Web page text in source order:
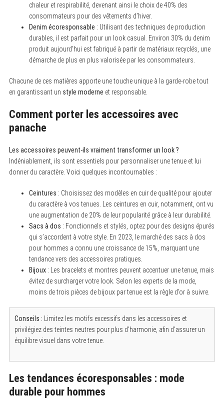
chaleur et respirabilité, devenant ainsi le choix de 40% des
consommateurs pour des vêtements d’hiver.
Denim écoresponsable : Utilisant des techniques de production
durables, il est parfait pour un look casual. Environ 30% du denim
produit aujourd’hui est fabriqué à partir de matériaux recyclés, une
démarche de plus en plus valorisée par les consommateurs.
Chacune de ces matières apporte une touche unique à la garde-robe tout
en garantissant un style moderne et responsable.
Comment porter les accessoires avec
panache
Les accessoires peuvent-ils vraiment transformer un look ?
Indéniablement, ils sont essentiels pour personnaliser une tenue et lui
donner du caractère. Voici quelques incontournables :
Ceintures : Choisissez des modèles en cuir de qualité pour ajouter
du caractère à vos tenues. Les ceintures en cuir, notamment, ont vu
une augmentation de 20% de leur popularité grâce à leur durabilité.
Sacs à dos : Fonctionnels et stylés, optez pour des designs épurés
qui s’accordent à votre style. En 2023, le marché des sacs à dos
pour hommes a connu une croissance de 15%, marquant une
tendance vers des accessoires pratiques.
Bijoux: Les bracelets et montres peuvent accentuer une tenue, mais
évitez de surcharger votre look. Selon les experts de la mode,
moins de trois pièces de bijoux par tenue est la règle d’or à suivre.
Conseils : Limitez les motifs excessifs dans les accessoires et
privilégiez des teintes neutres pour plus d’harmonie, afin d’assurer un
équilibre visuel dans votre tenue.
Les tendances écoresponsables : mode
durable pour hommes
e
a
c
h
f
: